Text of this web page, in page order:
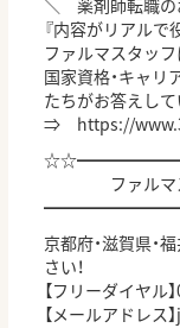
＼ 薬剤師転職
『内容がリアルで
ファルマスタッ
国家資格・キャ
たちがお答えして
⇒ https://
ファルマス
京都府・滋賀県・
さい！
【フリーダイヤル
【メールアドレス】